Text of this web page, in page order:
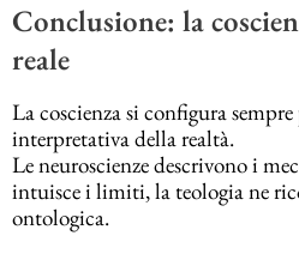
Conclusione: la
reale
La coscienza si configura
interpretativa della realtà.
Le neuroscienze descrivono i
intuisce i limiti, la teologia ne
ontologica.